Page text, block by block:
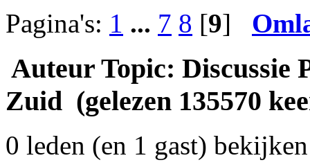
Pagina's: 1 ... 7 8 [9]
Auteur Topic: Discussie
Zuid (gelezen 135570
0 leden (en 1 gast)